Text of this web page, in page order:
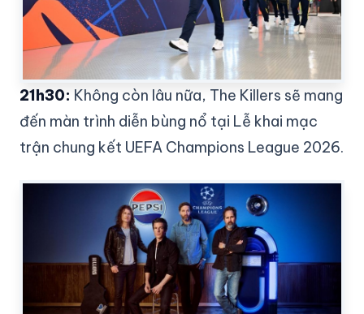
21h30: Không còn lâu nữa, The Killers sẽ mang
đến màn trình diễn bùng nổ tại Lễ khai mạc
trận chung kết UEFA Champions League 2026.